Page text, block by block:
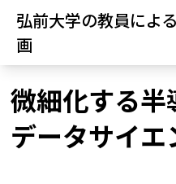
弘前大学の教員によ
画
微細化する半
データサイエ